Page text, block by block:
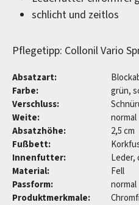
schlicht und zeitlos
Pflegetipp: Collonil Vario
Absatzart:
Farbe:
grün,
Verschluss:
Weite:
normal
Absatzhöhe:
2,5 cm
Fußbett:
Innenfutter:
Leder,
Material:
Fell
Passform:
normal
Produktmerkmale: